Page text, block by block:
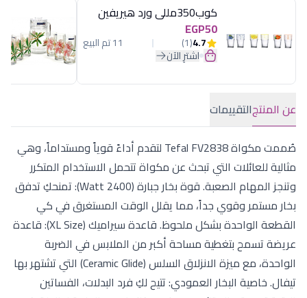
كوب350مللى ورد هيريفين
EGP50
4.7
(1) 11 تم البيع
اشترِ الآن
عن المنتجالتقييمات
صُممت مكواة Tefal FV2838 لتقدم أداءً قوياً ومستداماً، وهي
مثالية للعائلات التي تبحث عن مكواة تتحمل الاستخدام المتكرر
وتنجز المهام الصعبة. قوة بخار جبارة (2400 Watt): تمنحكِ تدفق
بخار مستمر وقوي جداً، مما يقلل الوقت المستغرق في كي
القطعة الواحدة بشكل ملحوظ. قاعدة سيراميك (XL Size): قاعدة
عريضة تسمح بتغطية مساحة أكبر من الملابس في الضربة
الواحدة، مع ميزة الانزلاق السلس (Ceramic Glide) التي تشتهر بها
تيفال. خاصية البخار العمودي: تتيح لكِ فرد البدلات، الفساتين